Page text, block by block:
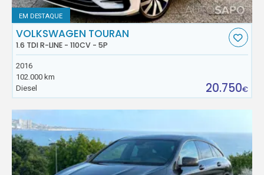
EM DESTAQUE
VOLKSWAGEN TOURAN
1.6 TDI R-LINE - 110CV - 5P
2016
102.000 km
Diesel
20.750€